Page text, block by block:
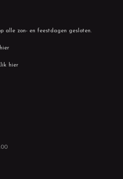
alle zon- en feestdagen gesloten.
hier